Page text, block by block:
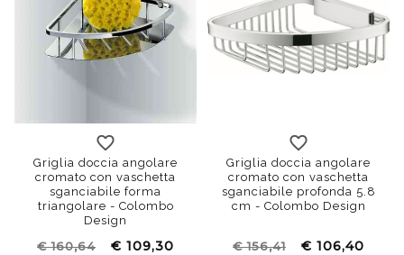
Griglia doccia angolare
cromato con vaschetta
sganciabile forma
triangolare - Colombo
Design
€ 160,64 € 109,30
Griglia doccia angolare
cromato con vaschetta
sganciabile profonda 5.8
cm - Colombo Design
€ 156,41 € 106,40